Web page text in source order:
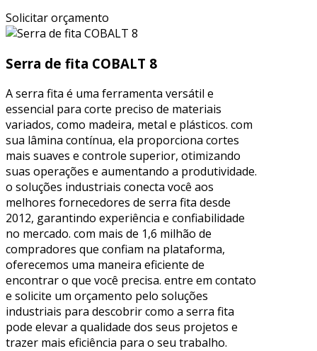
Solicitar orçamento
Serra de fita COBALT 8
A serra fita é uma ferramenta versátil e
essencial para corte preciso de materiais
variados, como madeira, metal e plásticos. com
sua lâmina contínua, ela proporciona cortes
mais suaves e controle superior, otimizando
suas operações e aumentando a produtividade.
o soluções industriais conecta você aos
melhores fornecedores de serra fita desde
2012, garantindo experiência e confiabilidade
no mercado. com mais de 1,6 milhão de
compradores que confiam na plataforma,
oferecemos uma maneira eficiente de
encontrar o que você precisa. entre em contato
e solicite um orçamento pelo soluções
industriais para descobrir como a serra fita
pode elevar a qualidade dos seus projetos e
trazer mais eficiência para o seu trabalho.